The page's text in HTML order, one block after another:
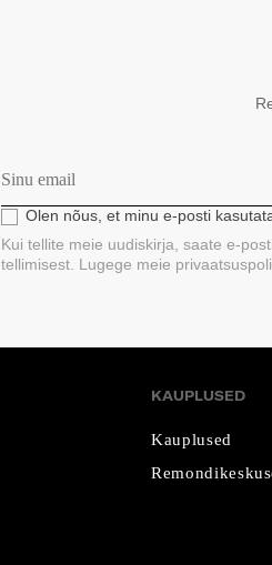
Olen nõus, et minu e-posti
Kui tellite meie uudiskirja, saate e-
tellimisest. Lugege meie
KAUPLUSED
Kauplused